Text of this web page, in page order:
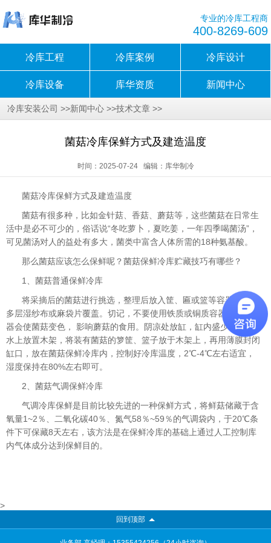
专业的冷库工程商
400-8269-609
冷库工程 冷库案例 冷库设计
冷库设备 库华资质 新闻中心
冷库安装公司 >>新闻中心 >>技术文章 >>
菌菇冷库保鲜方式及建造温度
时间：2025-07-24 编辑：库华制冷
菌菇冷库保鲜方式及建造温度
菌菇有很多种，比如金针菇、香菇、蘑菇等，这些菌菇在日常生
活中是必不可少的，俗话说“冬吃萝卜，夏吃姜，一年四季喝菌汤”，
可见菌汤对人的益处有多大，菌类中富含人体所需的18种氨基酸。
那么菌菇应该怎么保鲜呢？菌菇保鲜冷库贮藏技巧有哪些？
1、菌菇普通保鲜冷库
将采摘后的菌菇进行挑选，整理后放入筐、匾或篮等容器中，用
多层湿纱布或麻袋片覆盖。切记，不要使用铁质或铜质容器。铁质容
器会使菌菇变色， 影响蘑菇的食用。阴凉处放缸，缸内盛少量清水，
水上放置木架，将装有菌菇的箩筐、篮子放于木架上，再用薄膜封闭
缸口，放在菌菇保鲜冷库内，控制好冷库温度，2℃-4℃左右适宜，
湿度保持在80%左右即可。
2、菌菇气调保鲜冷库
气调冷库保鲜是目前比较先进的一种保鲜方式，将鲜菇储藏于含
氧量1~2％、二氧化碳40％、氮气58％~59％的气调袋内，于20℃条
件下可保藏8天左右，该方法是在保鲜冷库的基础上通过人工控制库
内气体成分达到保鲜目的。
>
回到顶部